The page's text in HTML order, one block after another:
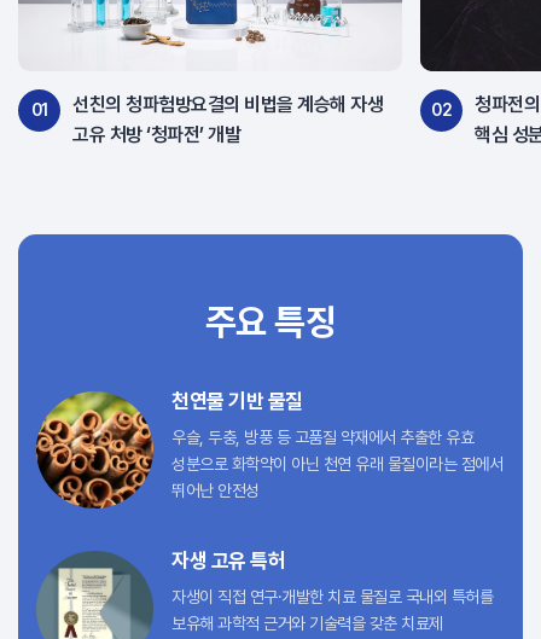
01
선친의 청파험방요결의 비법을 계승해 자생
고유 처방 ‘청파전’ 개발
02
청파전
핵심 성
주요 특징
천연물 기반 물질
우슬, 두충, 방풍 등 고품질 약재에서 추출한 유효
성분으로 화학약이 아닌 천연 유래 물질이라는 점에서
뛰어난 안전성
자생 고유 특허
자생이 직접 연구·개발한 치료 물질로 국내외 특허를
보유해 과학적 근거와 기술력을 갖춘 치료제